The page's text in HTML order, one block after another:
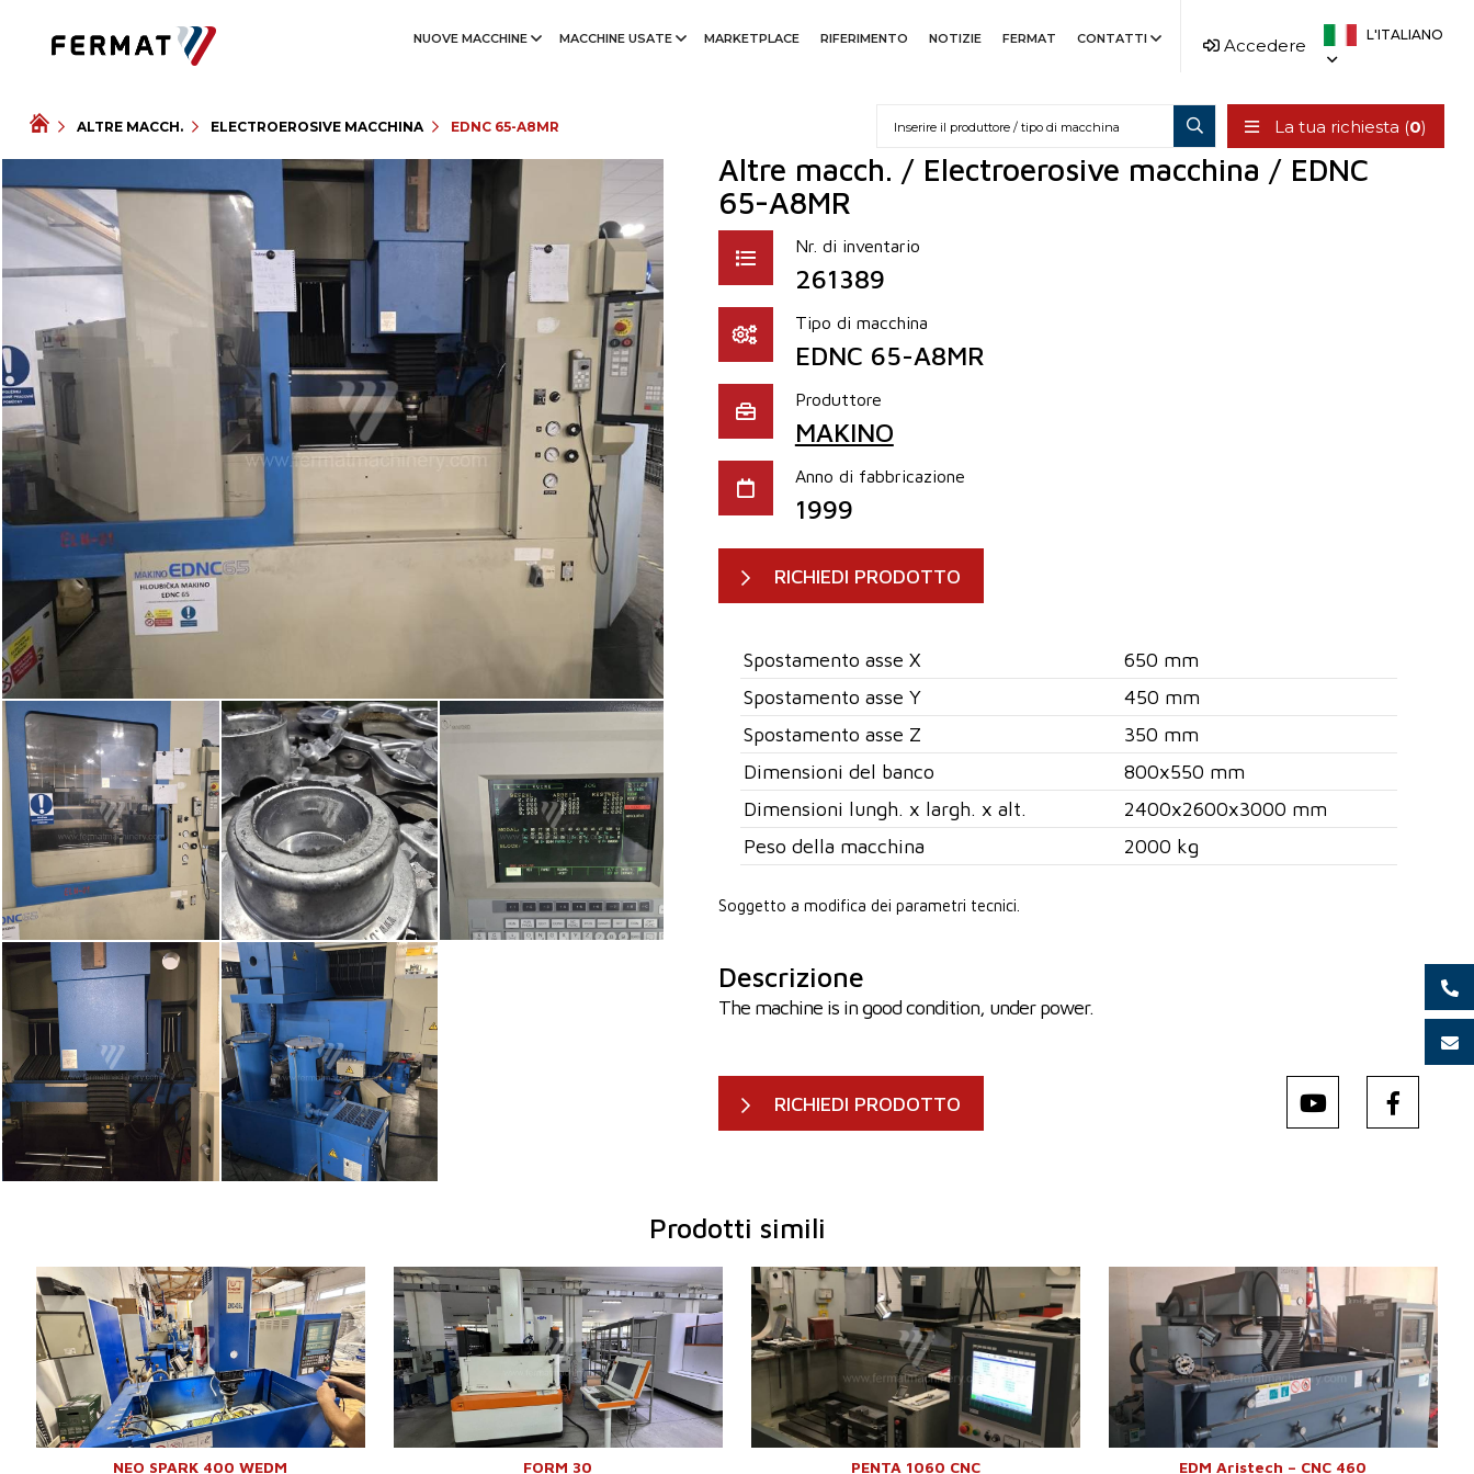
NUOVE MACCHINE MACCHINE USATE MARKETPLACE RIFERIMENTO NOTIZIE FERMAT CONTATTI Accedere
L'ITALIANO
ALTRE MACCH. ELECTROEROSIVE MACCHINA EDNC 65-A8MR La tua richiesta (0)
Altre macch. / Electroerosive macchina / EDNC
65-A8MR
Nr. di inventario
261389
Tipo di macchina
EDNC 65-A8MR
Produttore
MAKINO
Anno di fabbricazione
1999
RICHIEDI PRODOTTO
Spostamento asse X
650 mm
Spostamento asse Y
450 mm
Spostamento asse Z
350 mm
Dimensioni del banco
800x550 mm
Dimensioni lungh. x largh. x alt.
2400x2600x3000 mm
Peso della macchina
2000 kg
Soggetto a modifica dei parametri tecnici.
Descrizione
The machine is in good condition, under power.
RICHIEDI PRODOTTO
Prodotti simili
Anno di fabbricazione:
2018
Spostamento asse X
550 mm
Spostamento asse Y
400 mm
Spostamento asse Z
350 mm
Dimensioni del banco
820 x 500 mm
Peso max. del pezzo lavorato1000 kg
Precisione - posizionamento 0,005 mm
Sistema di controllo
No
NEO SPARK 400 WEDM
Anno di fabbricazione:
2017
Spostamento asse X
600 mm
Spostamento asse Y
400 mm
Spostamento asse Z
400 mm
Peso max. del pezzo lavorato 1000 kg
Il peso max. dell'utensile
100 kg
Dimensioni massime del pezzo
da lavorare
1000x700x400
mm
1600 x 2700 x
FORM 30
Anno di fabbricazione:
2014
Spostamento asse X
1000 mm
Spostamento asse Y
600 mm
Spostamento asse Z
500 mm
Peso max. del pezzo lavorato
4500 kg
Sistema di controllo
Sì
Sistema di controllo Penta CNC
Peso della macchina
6000 kg
Dimensioni del banco
1250x750 mm
PENTA 1060 CNC
Anno di fabbricazione:
2015
Spostamento asse X
600 mm
Spostamento asse Y
500 mm
Spostamento asse Z
300 mm
Peso della macchina
875 kg
Dimensioni del banco
750x300 mm
Peso max. del pezzo
lavorato
300 kg
Dimensioni lungh. x largh. x
1345×940×2040
mm
EDM Aristech – CNC 460